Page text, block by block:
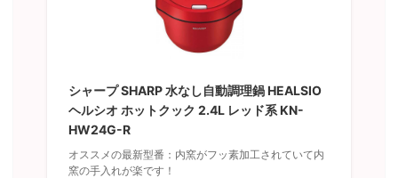
シャープ SHARP 水なし自動調理鍋 HEALSIO
ヘルシオ ホットクック 2.4L レッド系 KN-
HW24G-R
オススメの最新型番：内窯がフッ素加工されていて内
窯の手入れが楽です！